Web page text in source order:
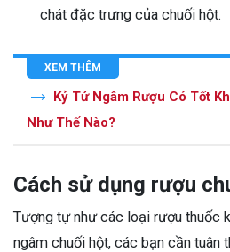
chát đặc trưng của chuối hột.
XEM THÊM
Kỷ Tử Ngâm Rượu Có Tốt
Như Thế Nào?
Cách sử dụng rượu
Tượng tự như các loại rượu thuốc
ngâm chuối hột, các bạn cần tuân